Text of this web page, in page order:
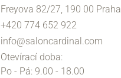
Freyova 82/27, 190 00 Praha
+420 774 652 922
info@saloncardinal.com
Otevírací doba:
Po - Pá: 9.00 - 18.00